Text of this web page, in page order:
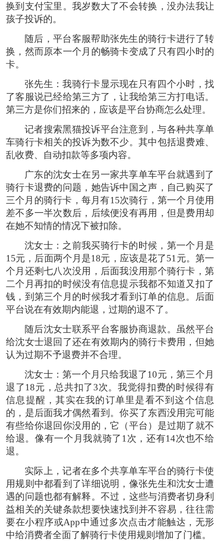
换到支付宝里。我岁数大了不会转换，没办法我让
孩子投诉的。
随后，平台客服帮助张先生的骑行卡进行了转
换，然而原本一个月的畅骑卡变成了只有四小时的
卡。
张先生：我骑行卡显示现在只有四个小时，找
了客服说已经给第三方了，让我给第三方打电话。
第三方是你们招来的，应该是平台协商怎么处理。
记者搜索黑猫投诉平台注意到，与各种共享单
车骑行卡相关的投诉为数不少。其中包括退费难、
乱收费、自动扣款等多项内容。
广东的沈女士在另一家共享单车平台就遇到了
骑行卡退费的问题，她告诉中国之声，自己购买了
三个月的骑行卡，每月有15次骑行，第一个月使用
差不多一半次数后，后续便没有再用，但是费用却
在她不知情的情况下被扣除。
沈女士：之前我买骑行卡的时候，第一个月是
15元，后面两个月是18元，应该是花了51元。第一
个月还剩七八次没用，后面我没用那个骑行卡，第
二个月再扣的时候没有信息提示我都不知道又扣了
钱，到第三个月的时候我才看到订单的信息。后面
平台说在有效期内能退，过期的退不了。
随后沈女士联系平台客服协商退款。虽然平台
给沈女士退回了还在有效期内的骑行卡费用，但她
认为过期不予退费并不合理。
沈女士：第一个月只给我退了10元，第三个月
退了18元，总共扣了3次。我觉得扣费的时候得有
信息提醒，其实在我的订单里是看不到这个信息
的，是后面我才偶然看到。你买了东西没用完可能
有些给你退回你没用的，它（平台）是过期了就不
给退。像有一个月我就骑了1次，还有14次也不给
退。
实际上，记者在多个共享单车平台的骑行卡使
用规则中都看到了详细说明，像张先生和沈女士遭
遇的问题也都有解释。不过，这些与消费者切身利
益相关的关键条款想要快速找到并不容易，往往需
要在小程序或App中通过多次点击才能触达，无形
中给消费者全面了解骑行卡使用规则增加了门槛。